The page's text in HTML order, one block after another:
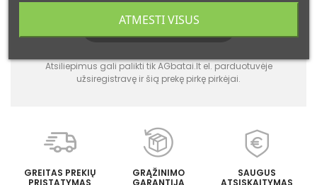
PALIKITE ATSILIEPIMĄ
Atsiliepimus gali palikti tik AGbatai.lt el. parduotuvėje
užsiregistravę ir šią prekę pirkę pirkėjai.
GREITAS PREKIŲ
GRĄŽINIMO
SAUGUS
ATMESTI VISUS